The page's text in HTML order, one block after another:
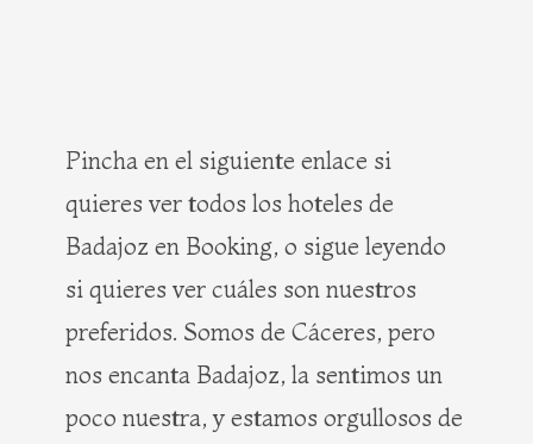
Pincha en el siguiente enlace si
quieres ver todos los hoteles de
Badajoz en Booking, o sigue leyendo
si quieres ver cuáles son nuestros
preferidos. Somos de Cáceres, pero
nos encanta Badajoz, la sentimos un
poco nuestra, y estamos orgullosos de